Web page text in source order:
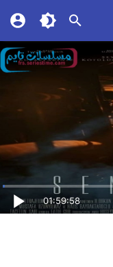
01:59:58